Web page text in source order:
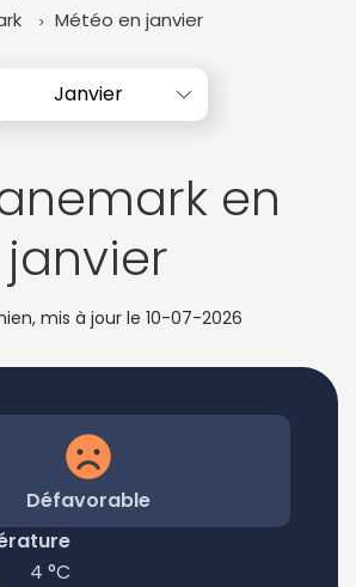
Météo en janvier
Janvier
en
janvier
mis à jour le 10-07-2026
Défavorable
4 °C
Septembre
Octobre